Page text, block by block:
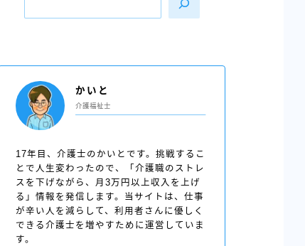
かいと
介護福祉士
17年目、介護士のかいとです。挑戦するこ
とで人生変わったので、「介護職のストレ
スを下げながら、月3万円以上収入を上げ
る」情報を発信します。当サイトは、仕事
が辛い人を減らして、利用者さんに優しく
できる介護士を増やすために運営していま
す。